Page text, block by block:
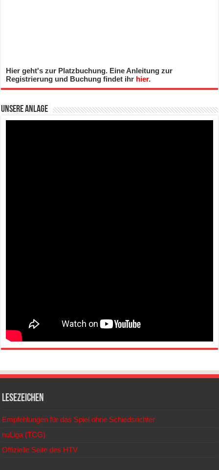
Hier geht's zur Platzbuchung. Eine Anleitung zur
Registrierung und Buchung findet ihr hier.
Unsere Anlage
Lesezeichen
Empfehlungen für das Spiel ohne Schiedsrichter
nuLiga (TCG)
Offizielle Seite des HTV